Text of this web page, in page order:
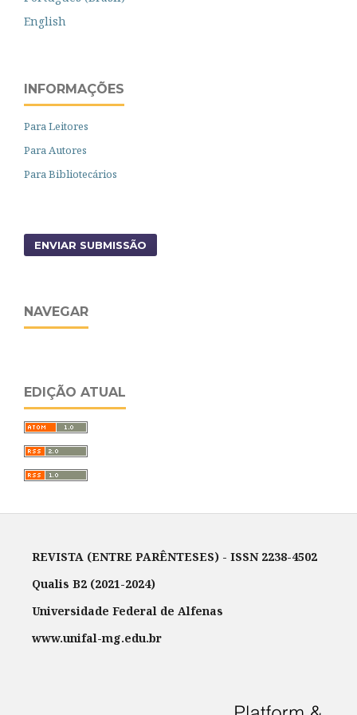
English
INFORMAÇÕES
Para Leitores
Para Autores
Para Bibliotecários
ENVIAR SUBMISSÃO
NAVEGAR
EDIÇÃO ATUAL
REVISTA (ENTRE PARÊNTESES) - ISSN 2238-4502
Qualis B2 (2021-2024)
Universidade Federal de Alfenas
www.unifal-mg.edu.br